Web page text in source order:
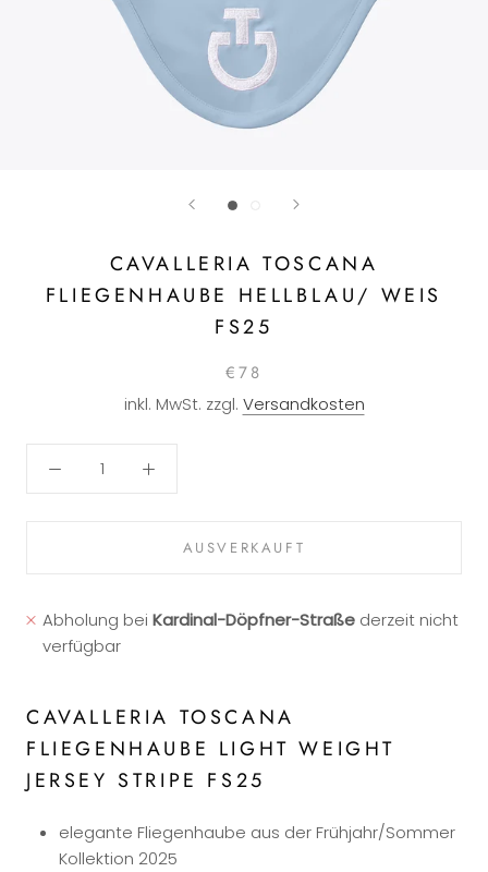
CAVALLERIA TOSCANA
FLIEGENHAUBE HELLBLAU/ WEIS
FS25
€78
inkl. MwSt. zzgl. Versandkosten
AUSVERKAUFT
Abholung beiKardinal-Döpfner-Straße derzeit nicht
verfügbar
CAVALLERIA TOSCANA
FLIEGENHAUBE LIGHT WEIGHT
JERSEY STRIPE FS25
elegante Fliegenhaube aus der Frühjahr/Sommer
Kollektion 2025